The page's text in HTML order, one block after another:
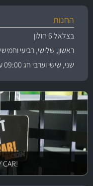
החנות
בצלאל 6 חולון
ראשון, שלישי, רביעי וחמישי 09:00 עד 18:00
שני, שישי וערבי חג 09:00 עד 15:00
!DON'T TOUCH MY CAR